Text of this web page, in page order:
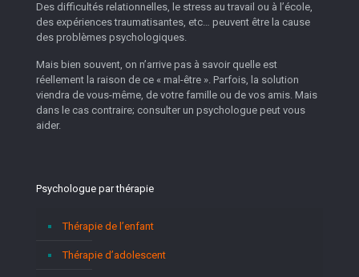
Des difficultés relationnelles, le stress au travail ou à l’école,
des expériences traumatisantes, etc… peuvent être la cause
des problèmes psychologiques.
Mais bien souvent, on n’arrive pas à savoir quelle est
réellement la raison de ce « mal-être ». Parfois, la solution
viendra de vous-même, de votre famille ou de vos amis. Mais
dans le cas contraire; consulter un psychologue peut vous
aider.
Psychologue par thérapie
Thérapie de l’enfant
Thérapie d’adolescent